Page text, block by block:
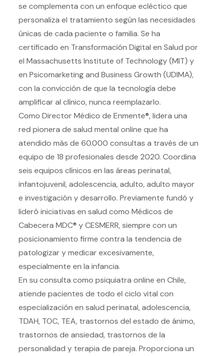
se complementa con un enfoque ecléctico que
personaliza el tratamiento según las necesidades
únicas de cada paciente o familia. Se ha
certificado en Transformación Digital en Salud por
el Massachusetts Institute of Technology (MIT) y
en Psicomarketing and Business Growth (UDIMA),
con la convicción de que la tecnología debe
amplificar al clínico, nunca reemplazarlo.
Como Director Médico de Enmente®, lidera una
red pionera de salud mental online que ha
atendido más de 60.000 consultas a través de un
equipo de 18 profesionales desde 2020. Coordina
seis equipos clínicos en las áreas perinatal,
infantojuvenil, adolescencia, adulto, adulto mayor
e investigación y desarrollo. Previamente fundó y
lideró iniciativas en salud como Médicos de
Cabecera MDC® y CESMERR, siempre con un
posicionamiento firme contra la tendencia de
patologizar y medicar excesivamente,
especialmente en la infancia.
En su consulta como psiquiatra online en Chile,
atiende pacientes de todo el ciclo vital con
especialización en salud perinatal, adolescencia,
TDAH, TOC, TEA, trastornos del estado de ánimo,
trastornos de ansiedad, trastornos de la
personalidad y terapia de pareja. Proporciona un